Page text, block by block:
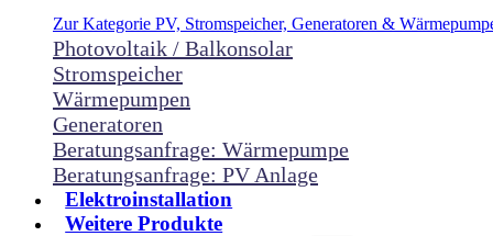
Zur Kategorie PV, Stromspeicher, Generatoren &
Photovoltaik / Balkonsolar
Stromspeicher
Wärmepumpen
Generatoren
Beratungsanfrage: Wärmepumpe
Beratungsanfrage: PV Anlage
Elektroinstallation
Weitere Produkte